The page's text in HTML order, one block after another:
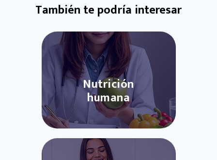
También te podría interesar
Nutrición
humana